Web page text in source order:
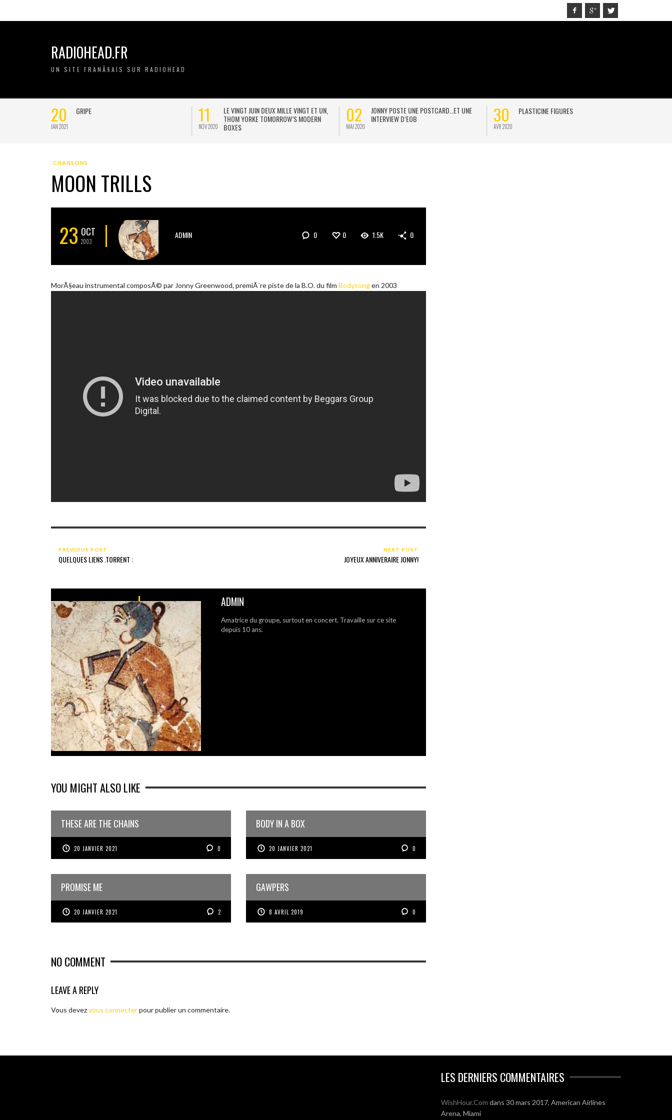
RADIOHEAD.FR
UN SITE FRANÃ§AIS SUR RADIOHEAD
20
JAN 2021
GRIPE 11
NOV 2020
LE VINGT JUIN DEUX MILLE VINGT ET UN,
THOM YORKE TOMORROW’S MODERN
BOXES
02
MAI 2020
JONNY POSTE UNE POSTCARD…ET UNE
INTERVIEW D’EOB
30
AVR 2020
PLASTICINE FIGURES
CHANSONS
MOON TRILLS
23 OCT
2003
ADMIN 0 0 1.5K 0
MorÃ§eau instrumental composÃ© par Jonny Greenwood, premiÃ¨re piste de la B.O. du film Bodysongen 2003
PREVIOUS POST
QUELQUES LIENS .TORRENT :
NEXT POST
JOYEUX ANNIVERAIRE JONNY!
ADMIN
Amatrice du groupe, surtout en concert. Travaille sur ce site
depuis 10 ans.
YOU MIGHT ALSO LIKE
THESE ARE THE CHAINS
20 JANVIER 2021 0
BODY IN A BOX
20 JANVIER 2021 0
PROMISE ME
20 JANVIER 2021 2
GAWPERS
8 AVRIL 2019 0
NO COMMENT
LEAVE A REPLY
Vous devezvous connecterpour publier un commentaire.
LES DERNIERS COMMENTAIRES
WishHour.Com dans 30 mars 2017, American Airlines
Arena, Miami